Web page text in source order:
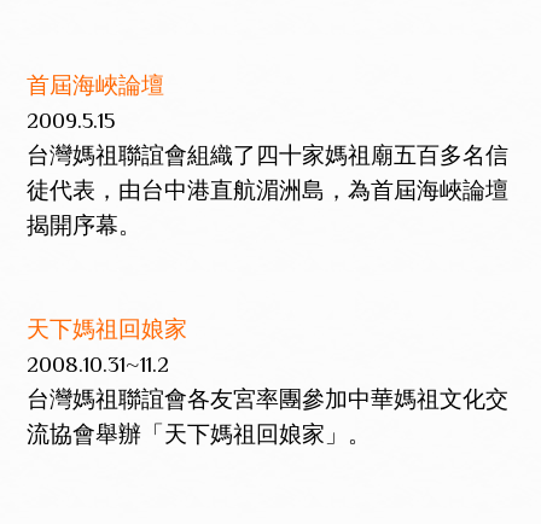
首屆海峽論壇
2009.5.15
台灣媽祖聯誼會組織了四十家媽祖廟五百多名信
徒代表，由台中港直航湄洲島，為首屆海峽論壇
揭開序幕。
天下媽祖回娘家
2008.10.31~11.2
台灣媽祖聯誼會各友宮率團參加中華媽祖文化交
流協會舉辦「天下媽祖回娘家」。